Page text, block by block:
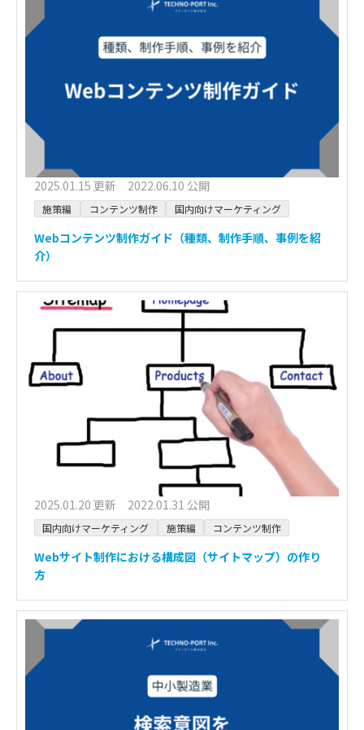
2025.01.15 更新 2022.06.10 公開
施策編 コンテンツ制作 国内向けマーケティング
Webコンテンツ制作ガイド（種類、制作手順、事例を紹
介）
2025.01.20 更新 2022.01.31 公開
国内向けマーケティング 施策編 コンテンツ制作
Webサイト制作における構成図（サイトマップ）の作り
方